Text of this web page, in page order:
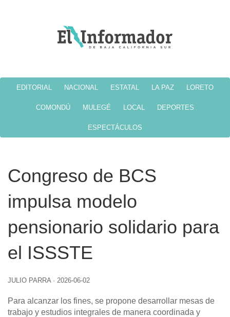
EDITORIAL NACIONAL ESTATAL LA PAZ LORETO
COMONDÚ MULEGÉ LOCAL DEPORTES
ESPECTÁCULOS
Congreso de BCS
impulsa modelo
pensionario solidario para
el ISSSTE
JULIO PARRA · 2026-06-02
Para alcanzar los fines, se propone desarrollar mesas de
trabajo y estudios integrales de manera coordinada y